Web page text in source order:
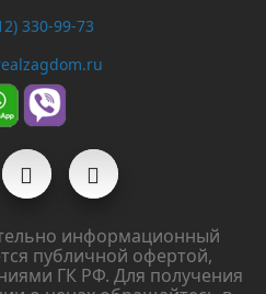
330-99-73
информационный
публичной офертой,
ГК РФ. Для получения